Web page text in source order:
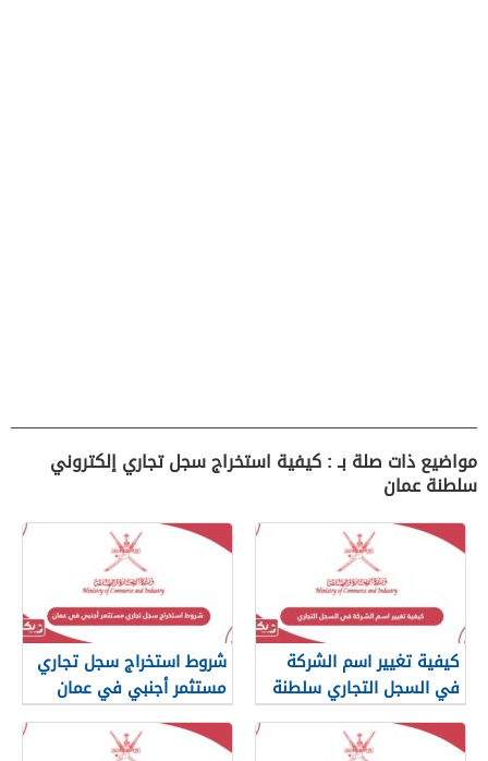
مواضيع ذات صلة بـ : كيفية استخراج سجل تجاري إلكتروني
سلطنة عمان
كيفية تغيير اسم الشركة
في السجل التجاري سلطنة
عمان
شروط استخراج سجل تجاري
مستثمر أجنبي في عمان